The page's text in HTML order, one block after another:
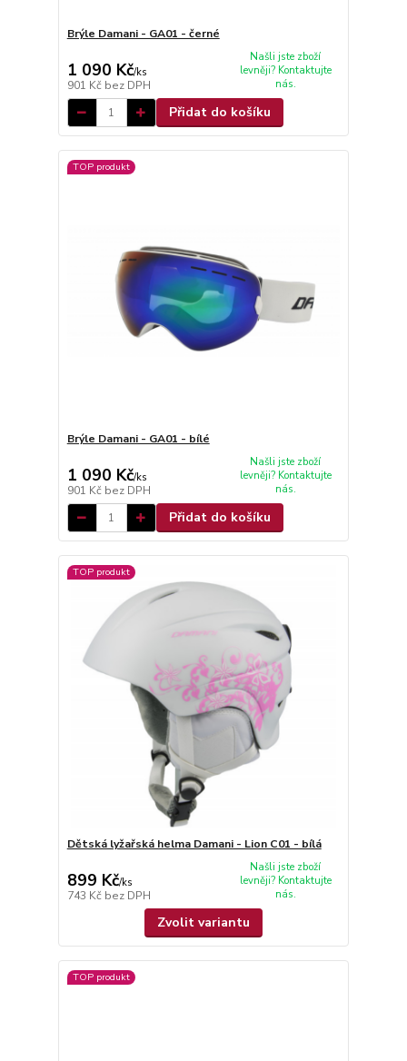
Brýle Damani - GA01 - černé
1 090 Kč/ks
901 Kč bez DPH
Našli jste zboží
levněji? Kontaktujte
nás.
Přidat do košíku
TOP produkt
Brýle Damani - GA01 - bílé
1 090 Kč/ks
901 Kč bez DPH
Našli jste zboží
levněji? Kontaktujte
nás.
Přidat do košíku
TOP produkt
Dětská lyžařská helma Damani - Lion C01 - bílá
899 Kč/ks
743 Kč bez DPH
Našli jste zboží
levněji? Kontaktujte
nás.
Zvolit variantu
TOP produkt